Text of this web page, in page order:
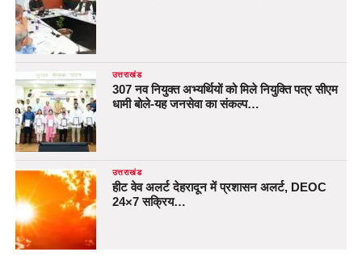
उत्तराखंड
307 नव नियुक्त अभ्यर्थियों को मिले नियुक्ति पत्र सीएम
धामी बोले-यह जनसेवा का संकल्प…
उत्तराखंड
हीट वेव अलर्ट देहरादून में प्रशासन अलर्ट, DEOC
24×7 सक्रिय…